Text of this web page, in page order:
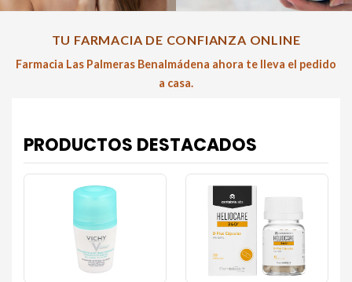
TU FARMACIA DE CONFIANZA ONLINE
Farmacia Las Palmeras Benalmádena ahora te lleva el pedido
a casa.